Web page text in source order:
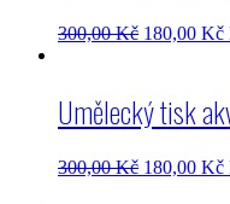
300,00Kč 180,00 Kč
Umělecký tisk
300,00Kč 180,00 Kč